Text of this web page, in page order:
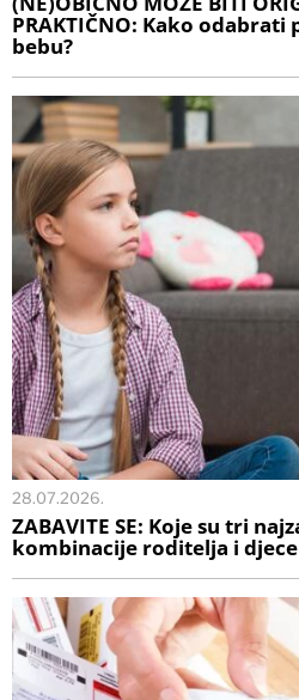
PRAKTIČNO: Kako odabrati
bebu?
28.07.2026.
ZABAVITE SE: Koje su tri
kombinacije roditelja i